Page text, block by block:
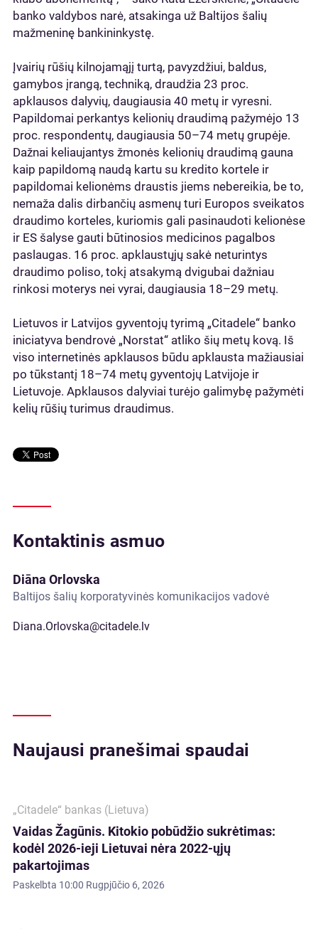
banko valdybos narė, atsakinga už Baltijos šalių
mažmeninę bankininkystę.
Įvairių rūšių kilnojamąjį turtą, pavyzdžiui, baldus,
gamybos įrangą, techniką, draudžia 23 proc.
apklausos dalyvių, daugiausia 40 metų ir vyresni.
Papildomai perkantys kelionių draudimą pažymėjo 13
proc. respondentų, daugiausia 50–74 metų grupėje.
Dažnai keliaujantys žmonės kelionių draudimą gauna
kaip papildomą naudą kartu su kredito kortele ir
papildomai kelionėms draustis jiems nebereikia, be to,
nemaža dalis dirbančių asmenų turi Europos sveikatos
draudimo korteles, kuriomis gali pasinaudoti kelionėse
ir ES šalyse gauti būtinosios medicinos pagalbos
paslaugas. 16 proc. apklaustųjų sakė neturintys
draudimo poliso, tokį atsakymą dvigubai dažniau
rinkosi moterys nei vyrai, daugiausia 18–29 metų.
Lietuvos ir Latvijos gyventojų tyrimą „Citadele“ banko
iniciatyva bendrovė „Norstat“ atliko šių metų kovą. Iš
viso internetinės apklausos būdu apklausta mažiausiai
po tūkstantį 18–74 metų gyventojų Latvijoje ir
Lietuvoje. Apklausos dalyviai turėjo galimybę pažymėti
kelių rūšių turimus draudimus.
Kontaktinis asmuo
Diāna Orlovska
Baltijos šalių korporatyvinės komunikacijos vadovė
Diana.Orlovska@citadele.lv
Naujausi pranešimai spaudai
„Citadele“ bankas (Lietuva)
Vaidas Žagūnis. Kitokio pobūdžio sukrėtimas:
kodėl 2026-ieji Lietuvai nėra 2022-ųjų
pakartojimas
Paskelbta 10:00 Rugpjūčio 6, 2026